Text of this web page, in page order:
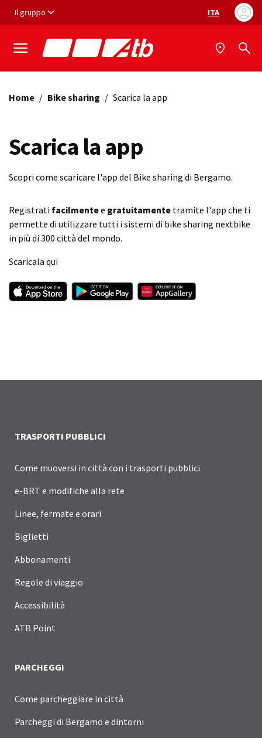
Vai ai contenuti
Vai al footer
Il gruppo Selezione
ITA
Home / Bike sharing / Scarica la app
Scarica la app
Scopri come scaricare l'app del Bike sharing di Bergamo.
Registrati facilmentee gratuitamente tramite l'app che ti
permette di utilizzare tutti i sistemi di bike sharing nextbike
in più di 300 città del mondo.
Scaricala qui
TRASPORTI PUBBLICI
Come muoversi in città con i trasporti pubblici
e-BRT e modifiche alla rete
Linee, fermate e orari
Biglietti
Abbonamenti
Regole di viaggio
Accessibilità
ATB Point
PARCHEGGI
Come parcheggiare in città
Parcheggi di Bergamo e dintorni